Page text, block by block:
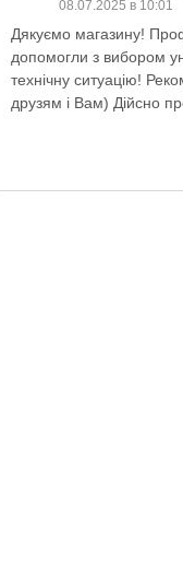
08.07.2025 в 10:01
Дякуємо магазину!
допомогли з вибором
технічну ситуацію!
друзям і Вам) Дійсно